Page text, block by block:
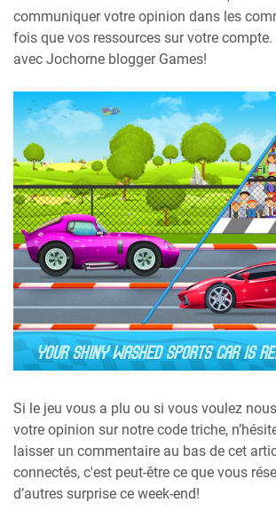
communiquer votre opinion dans les
fois que vos ressources sur votre
avec Jochorne blogger Games!
Si le jeu vous a plu ou si vous voulez
votre opinion sur notre code triche,
laisser un commentaire au bas de cet
connectés, c'est peut-être ce que vous
d’autres surprise ce week-end!